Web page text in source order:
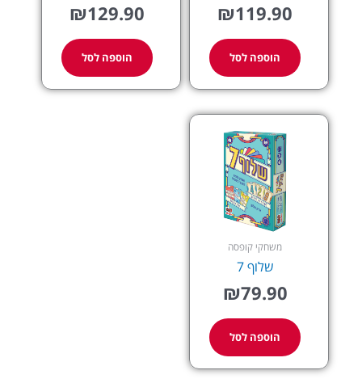
₪119.90
הוספה לסל
₪129.90
הוספה לסל
משחקי קופסה
שלוף 7
₪79.90
הוספה לסל